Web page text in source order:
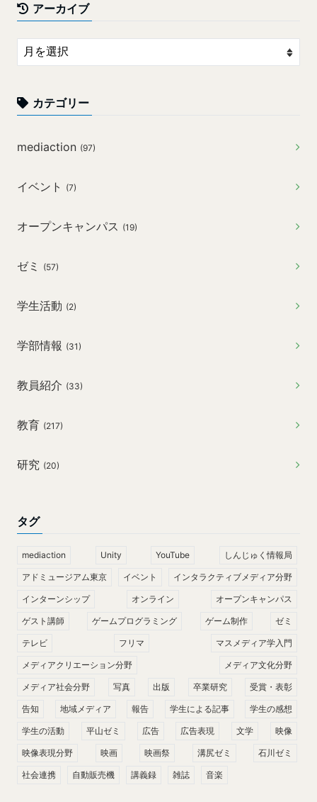
アーカイブ
カテゴリー
mediaction (97)
イベント (7)
オープンキャンパス (19)
ゼミ (57)
学生活動 (2)
学部情報 (31)
教員紹介 (33)
教育 (217)
研究 (20)
タグ
mediaction Unity YouTube しんじゅく情報局
アドミュージアム東京 イベント インタラクティブメディア分野
インターンシップ オンライン オープンキャンパス
ゲスト講師 ゲームプログラミング ゲーム制作 ゼミ
テレビ フリマ マスメディア学入門
メディアクリエーション分野 メディア文化分野
メディア社会分野 写真 出版 卒業研究 受賞・表彰
告知 地域メディア 報告 学生による記事 学生の感想
学生の活動 平山ゼミ 広告 広告表現 文学 映像
映像表現分野 映画 映画祭 溝尻ゼミ 石川ゼミ
社会連携 自動販売機 講義録 雑誌 音楽